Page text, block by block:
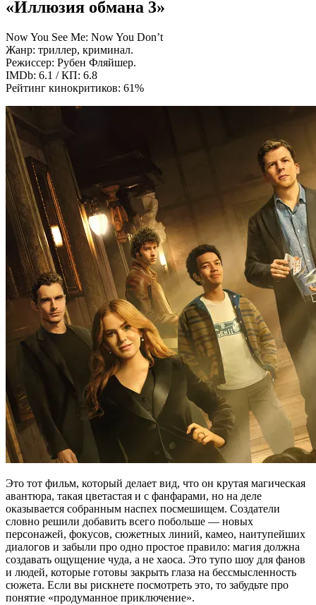
«Иллюзия обмана 3»
Now You See Me: Now You Don’t
Жанр: триллер, криминал.
Режиссер: Рубен Фляйшер.
IMDb: 6.1 / КП: 6.8
Рейтинг кинокритиков: 61%
Это тот фильм, который делает вид, что он крутая магическая
авантюра, такая цветастая и с фанфарами, но на деле
оказывается собранным наспех посмешищем. Создатели
словно решили добавить всего побольше — новых
персонажей, фокусов, сюжетных линий, камео, наитупейших
диалогов и забыли про одно простое правило: магия должна
создавать ощущение чуда, а не хаоса. Это тупо шоу для фанов
и людей, которые готовы закрыть глаза на бессмысленность
сюжета. Если вы рискнете посмотреть это, то забудьте про
понятие «продуманное приключение».